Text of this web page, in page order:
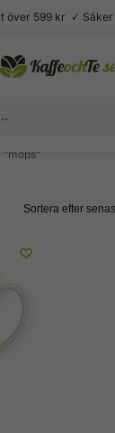
över 599 kr ✓ Säker
–